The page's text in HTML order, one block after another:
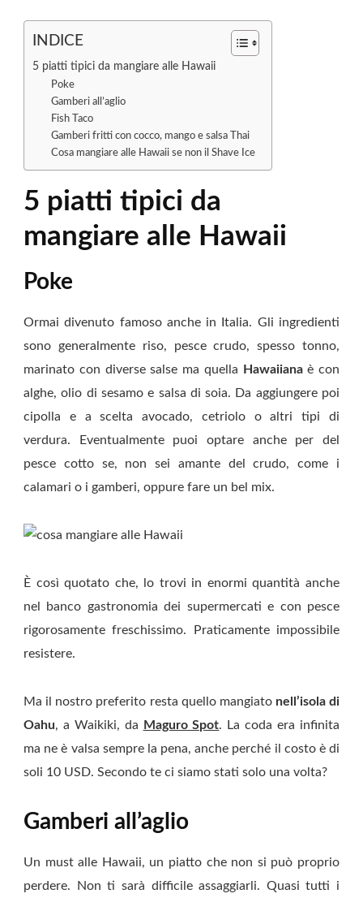
INDICE
5 piatti tipici da mangiare alle Hawaii
Poke
Gamberi all’aglio
Fish Taco
Gamberi fritti con cocco, mango e salsa Thai
Cosa mangiare alle Hawaii se non il Shave Ice
5 piatti tipici da
mangiare alle Hawaii
Poke
Ormai divenuto famoso anche in Italia. Gli ingredienti
sono generalmente riso, pesce crudo, spesso tonno,
marinato con diverse salse ma quella Hawaiianaè con
alghe, olio di sesamo e salsa di soia. Da aggiungere poi
cipolla e a scelta avocado, cetriolo o altri tipi di
verdura. Eventualmente puoi optare anche per del
pesce cotto se, non sei amante del crudo, come i
calamari o i gamberi, oppure fare un bel mix.
È così quotato che, lo trovi in enormi quantità anche
nel banco gastronomia dei supermercati e con pesce
rigorosamente freschissimo. Praticamente impossibile
resistere.
Ma il nostro preferito resta quello mangiato nell’isola di
Oahu, a Waikiki, da Maguro Spot. La coda era infinita
ma ne è valsa sempre la pena, anche perché il costo è di
soli 10 USD. Secondo te ci siamo stati solo una volta?
Gamberi all’aglio
Un must alle Hawaii, un piatto che non si può proprio
perdere. Non ti sarà difficile assaggiarli. Quasi tutti i